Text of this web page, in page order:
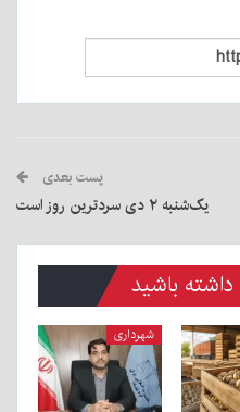
پست بعدی
یک‌شنبه ۲ دی سردترین روز است
باشید
شهرداری